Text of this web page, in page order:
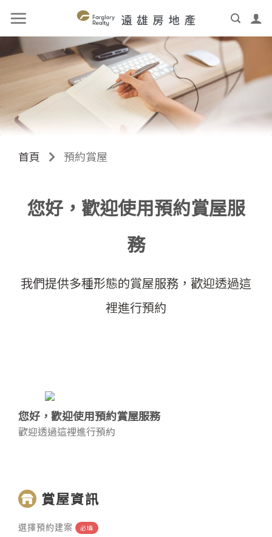
首頁 預約賞屋
您好，歡迎使用預約賞屋服
務
我們提供多種形態的賞屋服務，歡迎透過這
裡進行預約
您好，歡迎使用預約賞屋服務
歡迎透過這裡進行預約
賞屋資訊
選擇預約建案 必填